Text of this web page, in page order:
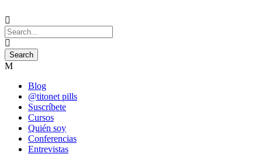
Blog
@titonet pills
Suscríbete
Cursos
Quién soy
Conferencias
Entrevistas